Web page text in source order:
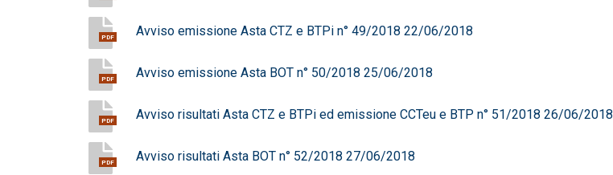
PDF Avviso emissione Asta CTZ e BTPi n° 49/2018 22/06/2018
PDF Avviso emissione Asta BOT n° 50/2018 25/06/2018
PDF Avviso risultati Asta CTZ e BTPi ed emissione CCTeu e BTP n° 51/2018 26/06/2018
PDF Avviso risultati Asta BOT n° 52/2018 27/06/2018